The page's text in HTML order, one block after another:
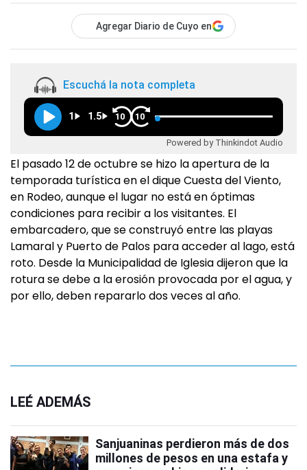
Agregar Diario de Cuyo en
Escuchá la nota completa
1 1.5 10 10
Powered by Thinkindot Audio
El pasado 12 de octubre se hizo la apertura de la
temporada turística en el dique Cuesta del Viento,
en Rodeo, aunque el lugar no está en óptimas
condiciones para recibir a los visitantes. El
embarcadero, que se construyó entre las playas
Lamaral y Puerto de Palos para acceder al lago, está
roto. Desde la Municipalidad de Iglesia dijeron que la
rotura se debe a la erosión provocada por el agua, y
por ello, deben repararlo dos veces al año.
LEÉ ADEMÁS
Sanjuaninas perdieron más de dos
millones de pesos en una estafa y